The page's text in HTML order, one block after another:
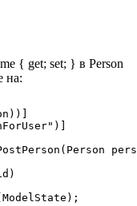
{ get; set; } в Person
на: